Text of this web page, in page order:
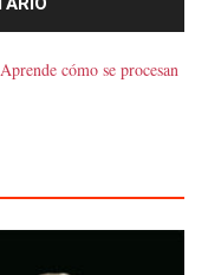
Aprende cómo se procesan